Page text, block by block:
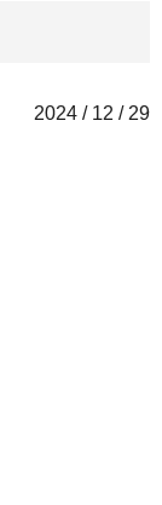
2024 / 12 / 29